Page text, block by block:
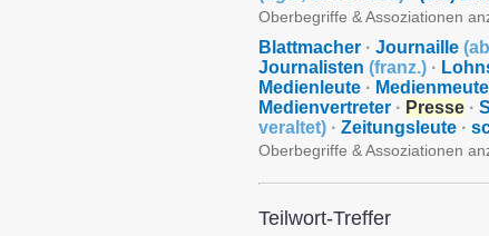
Oberbegriffe & Assoziationen
Blattmacher · Journaille (
Journalisten (franz.) ·
Medienleute · Medienmeute
Medienvertreter · Presse ·
veraltet) · Zeitungsleute ·
Oberbegriffe & Assoziationen
Teilwort-Treffer